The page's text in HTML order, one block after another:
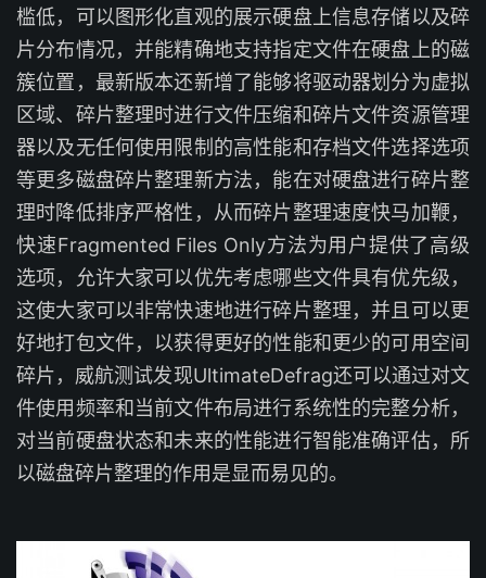
槛低，可以图形化直观的展示硬盘上信息存储以及碎
片分布情况，并能精确地支持指定文件在硬盘上的磁
簇位置，最新版本还新增了能够将驱动器划分为虚拟
区域、碎片整理时进行文件压缩和碎片文件资源管理
器以及无任何使用限制的高性能和存档文件选择选项
等更多磁盘碎片整理新方法，能在对硬盘进行碎片整
理时降低排序严格性，从而碎片整理速度快马加鞭，
快速Fragmented Files Only方法为用户提供了高级
选项，允许大家可以优先考虑哪些文件具有优先级，
这使大家可以非常快速地进行碎片整理，并且可以更
好地打包文件，以获得更好的性能和更少的可用空间
碎片，威航测试发现UltimateDefrag还可以通过对文
件使用频率和当前文件布局进行系统性的完整分析，
对当前硬盘状态和未来的性能进行智能准确评估，所
以磁盘碎片整理的作用是显而易见的。